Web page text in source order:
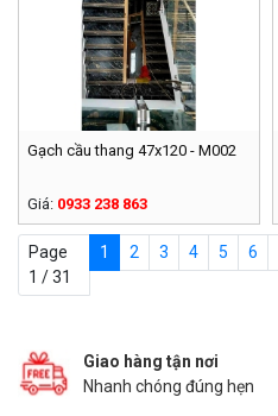
Gạch cầu thang 47x120 - M002
Giá: 0933 238 863
Page
1 / 31
1 2 3 4 5 6
Giao hàng tận nơi
Nhanh chóng đúng hẹn